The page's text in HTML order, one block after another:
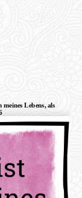
Lebens, als